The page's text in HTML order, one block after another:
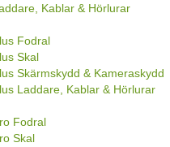
Kablar & Hörlurar
Fodral
Skal
Skärmskydd & Kameraskydd
Laddare, Kablar & Hörlurar
Fodral
Skal